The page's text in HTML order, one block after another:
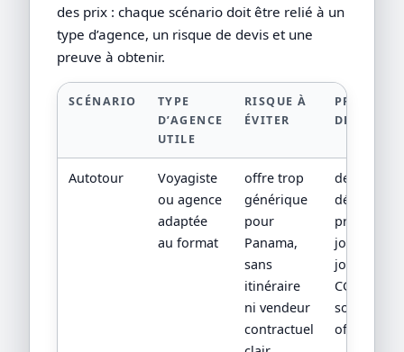
des prix : chaque scénario doit être relié à un
type d’agence, un risque de devis et une
preuve à obtenir.
SCÉNARIO
TYPE
D’AGENCE
UTILE
RISQUE À
ÉVITER
PREUVE À
Autotour
Voyagiste
ou agence
adaptée
au format
offre trop
générique
pour
Panama,
sans
itinéraire
ni vendeur
contractuel
devis
détaillé,
jour par
jour,
CGV/CPV et
sources
officielles